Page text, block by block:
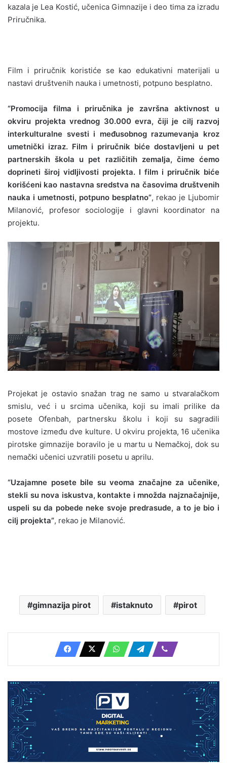
kazala je Lea Kostić, učenica Gimnazije i deo tima za izradu
Priručnika.
Film i priručnik koristiće se kao edukativni materijali u
nastavi društvenih nauka i umetnosti, potpuno besplatno.
“Promocija filma i priručnika je završna aktivnost u
okviru projekta vrednog 30.000 evra, čiji je cilj razvoj
interkulturalne svesti i međusobnog razumevanja kroz
umetnički izraz. Film i priručnik biće dostavljeni u pet
partnerskih škola u pet različitih zemalja, čime ćemo
doprineti široj vidljivosti projekta. I film i priručnik biće
korišćeni kao nastavna sredstva na časovima društvenih
nauka i umetnosti, potpuno besplatno”, rekao je Ljubomir
Milanović, profesor sociologije i glavni koordinator na
projektu.
Projekat je ostavio snažan trag ne samo u stvaralačkom
smislu, već i u srcima učenika, koji su imali prilike da
posete Ofenbah, partnersku školu i koji su sagradili
mostove između dve kulture. U okviru projekta, 16 učenika
pirotske gimnazije boravilo je u martu u Nemačkoj, dok su
nemački učenici uzvratili posetu u aprilu.
“Uzajamne posete bile su veoma značajne za učenike,
stekli su nova iskustva, kontakte i množda najznačajnije,
uspeli su da pobede neke svoje predrasude, a to je bio i
cilj projekta”, rekao je Milanović.
gimnazija pirot istaknuto pirot